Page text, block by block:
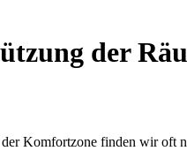
der
der Komfortzone finden wir oft